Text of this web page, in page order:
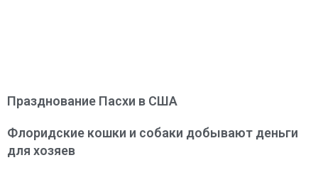
Празднование Пасхи в США
Флоридские кошки и собаки добывают деньги
для хозяев